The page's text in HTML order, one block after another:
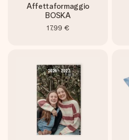
Affettaformaggio
BOSKA
17,99 €